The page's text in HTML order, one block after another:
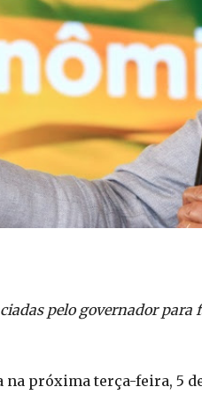
pelo governador para
na próxima terça-feira, 5